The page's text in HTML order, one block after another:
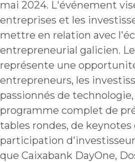
mai 2024. L'événement
entreprises et les
mettre en relation avec
entrepreneurial galicien.
représente une
entrepreneurs, les
passionnés de
programme complet de
tables rondes, de keynotes
participation
que Caixabank DayOne,